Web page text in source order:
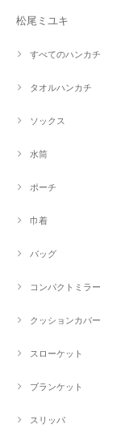
松尾ミユキ
すべてのハンカチ
タオルハンカチ
ソックス
水筒
ポーチ
巾着
バッグ
コンパクトミラー
クッションカバー
スローケット
ブランケット
スリッパ